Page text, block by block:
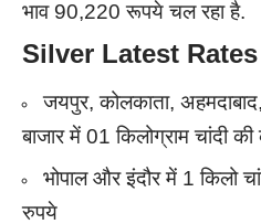
भाव 90,220 रूपये चल रहा है.
Silver Latest Rates
जयपुर, कोलकाता,
बाजार में 01 किलोग्राम चांदी
भोपाल और इंदौर में 1 किलो
रुपये